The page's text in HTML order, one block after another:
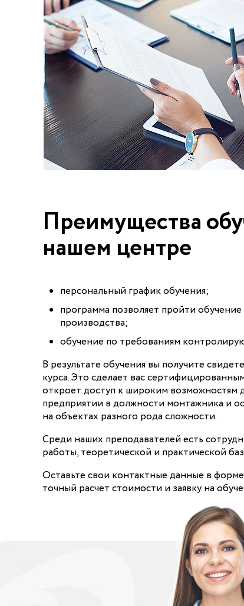
Преимущества
нашем центре
персональный график обучения;
программа позволяет пройти
производства;
обучение по требованиям
В результате обучения вы получите
курса. Это сделает вас
откроет доступ к широким возможностям
предприятии в должности монтажника и
на объектах разного рода сложности.
Среди наших преподавателей есть
работы, теоретической и практической
Оставьте свои контактные данные в
точный расчет стоимости и заявку на